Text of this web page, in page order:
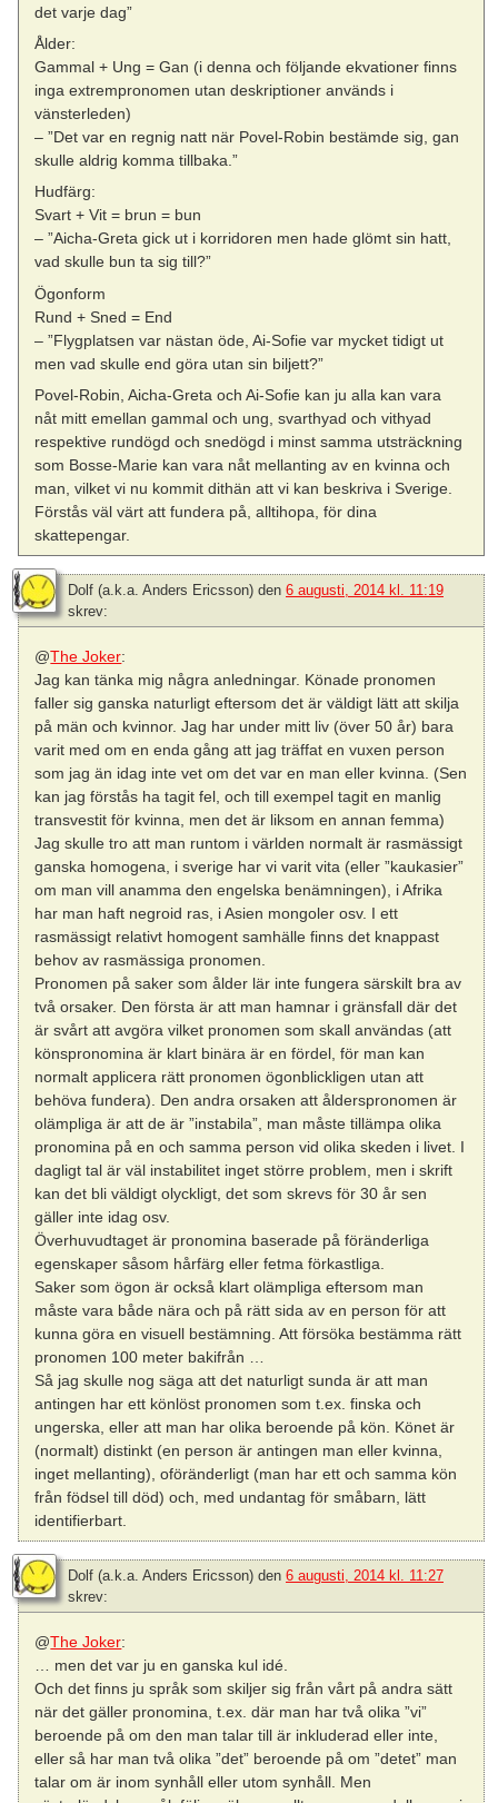
det varje dag”
Ålder:
Gammal + Ung = Gan (i denna och följande ekvationer finns
inga extrempronomen utan deskriptioner används i
vänsterleden)
– ”Det var en regnig natt när Povel-Robin bestämde sig, gan
skulle aldrig komma tillbaka.”
Hudfärg:
Svart + Vit = brun = bun
– ”Aicha-Greta gick ut i korridoren men hade glömt sin hatt,
vad skulle bun ta sig till?”
Ögonform
Rund + Sned = End
– ”Flygplatsen var nästan öde, Ai-Sofie var mycket tidigt ut
men vad skulle end göra utan sin biljett?”
Povel-Robin, Aicha-Greta och Ai-Sofie kan ju alla kan vara
nåt mitt emellan gammal och ung, svarthyad och vithyad
respektive rundögd och snedögd i minst samma utsträckning
som Bosse-Marie kan vara nåt mellanting av en kvinna och
man, vilket vi nu kommit dithän att vi kan beskriva i Sverige.
Förstås väl värt att fundera på, alltihopa, för dina
skattepengar.
Dolf (a.k.a. Anders Ericsson) den 6 augusti, 2014 kl. 11:19
skrev:
@The Joker:
Jag kan tänka mig några anledningar. Könade pronomen
faller sig ganska naturligt eftersom det är väldigt lätt att skilja
på män och kvinnor. Jag har under mitt liv (över 50 år) bara
varit med om en enda gång att jag träffat en vuxen person
som jag än idag inte vet om det var en man eller kvinna. (Sen
kan jag förstås ha tagit fel, och till exempel tagit en manlig
transvestit för kvinna, men det är liksom en annan femma)
Jag skulle tro att man runtom i världen normalt är rasmässigt
ganska homogena, i sverige har vi varit vita (eller ”kaukasier”
om man vill anamma den engelska benämningen), i Afrika
har man haft negroid ras, i Asien mongoler osv. I ett
rasmässigt relativt homogent samhälle finns det knappast
behov av rasmässiga pronomen.
Pronomen på saker som ålder lär inte fungera särskilt bra av
två orsaker. Den första är att man hamnar i gränsfall där det
är svårt att avgöra vilket pronomen som skall användas (att
könspronomina är klart binära är en fördel, för man kan
normalt applicera rätt pronomen ögonblickligen utan att
behöva fundera). Den andra orsaken att ålderspronomen är
olämpliga är att de är ”instabila”, man måste tillämpa olika
pronomina på en och samma person vid olika skeden i livet. I
dagligt tal är väl instabilitet inget större problem, men i skrift
kan det bli väldigt olyckligt, det som skrevs för 30 år sen
gäller inte idag osv.
Överhuvudtaget är pronomina baserade på föränderliga
egenskaper såsom hårfärg eller fetma förkastliga.
Saker som ögon är också klart olämpliga eftersom man
måste vara både nära och på rätt sida av en person för att
kunna göra en visuell bestämning. Att försöka bestämma rätt
pronomen 100 meter bakifrån …
Så jag skulle nog säga att det naturligt sunda är att man
antingen har ett könlöst pronomen som t.ex. finska och
ungerska, eller att man har olika beroende på kön. Könet är
(normalt) distinkt (en person är antingen man eller kvinna,
inget mellanting), oföränderligt (man har ett och samma kön
från födsel till död) och, med undantag för småbarn, lätt
identifierbart.
Dolf (a.k.a. Anders Ericsson) den 6 augusti, 2014 kl. 11:27
skrev:
@The Joker:
… men det var ju en ganska kul idé.
Och det finns ju språk som skiljer sig från vårt på andra sätt
när det gäller pronomina, t.ex. där man har två olika ”vi”
beroende på om den man talar till är inkluderad eller inte,
eller så har man två olika ”det” beroende på om ”detet” man
talar om är inom synhåll eller utom synhåll. Men